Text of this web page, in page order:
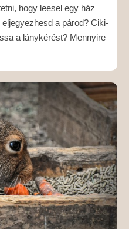
hogy leesel egy ház
a párod? Ciki-
a lánykérést? Mennyire